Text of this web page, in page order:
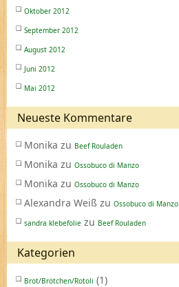
Oktober 2012
September 2012
August 2012
Juni 2012
Mai 2012
Neueste Kommentare
Monika zu Beef Rouladen
Monika zu Ossobuco di Manzo
Monika zu Ossobuco di Manzo
Alexandra Weiß zu Ossobuco di Manzo
sandra klebefolie zu Beef Rouladen
Kategorien
Brot/Brötchen/Rotoli (1)